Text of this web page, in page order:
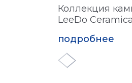
Коллекция
LeeDo
подробнее